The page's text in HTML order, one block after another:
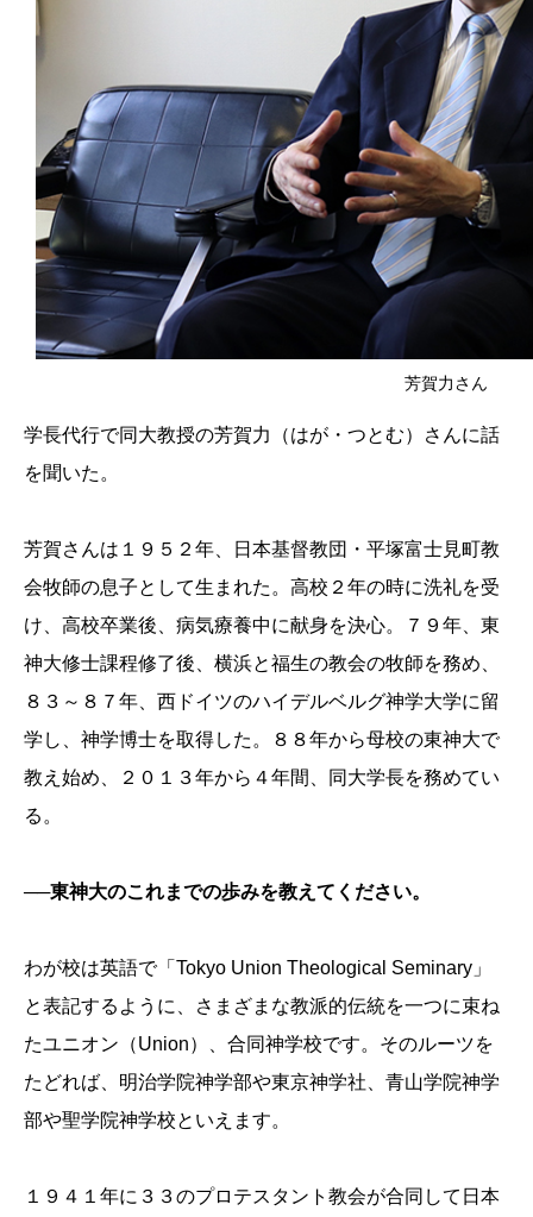
芳賀力さん
学長代行で同大教授の芳賀力（はが・つとむ）さんに話
を聞いた。
芳賀さんは１９５２年、日本基督教団・平塚富士見町教
会牧師の息子として生まれた。高校２年の時に洗礼を受
け、高校卒業後、病気療養中に献身を決心。７９年、東
神大修士課程修了後、横浜と福生の教会の牧師を務め、
８３～８７年、西ドイツのハイデルベルグ神学大学に留
学し、神学博士を取得した。８８年から母校の東神大で
教え始め、２０１３年から４年間、同大学長を務めてい
る。
──東神大のこれまでの歩みを教えてください。
わが校は英語で「Tokyo Union Theological Seminary」
と表記するように、さまざまな教派的伝統を一つに束ね
たユニオン（Union）、合同神学校です。そのルーツを
たどれば、明治学院神学部や東京神学社、青山学院神学
部や聖学院神学校といえます。
１９４１年に３３のプロテスタント教会が合同して日本